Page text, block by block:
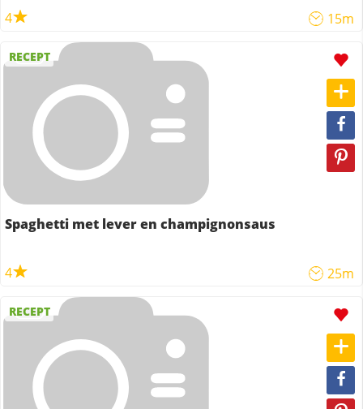
4 15m
RECEPT
Spaghetti met lever en champignonsaus
4 25m
RECEPT